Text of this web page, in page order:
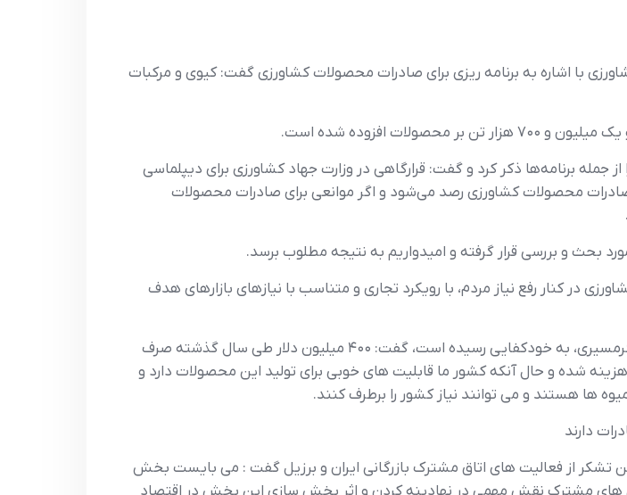
با اشاره به برنامه ريزي براي صادرات محصولات کشاورزي گفت: کيوي و مرکبات
افزوده شده است.
برنامه‌ها ذکر کرد و گفت: قرارگاهي در وزارت جهاد کشاورزي براي ديپلماسي
محصولات کشاورزي رصد مي‌شود و اگر موانعي براي صادرات محصولات
بحث و بررسي قرار گرفته و اميدواريم به نتيجه مطلوب برسد.
در کنار رفع نياز مردم، با رويکرد تجاري و متناسب با نيازهاي بازارهاي هدف
برومندي با اشاره به اينکه کشور ما در توليد همه ميوه ها، به جز چند ميوه گرمسيري، به خودکفايي رسيده است، گفت: ۴۰۰ ميليون دلار طي سال گذشته صرف
ميوه گرمسيري هزينه شده و حال آنکه کشور ما قابليت هاي خوبي براي توليد اين محصولات دارد و
ها هستند و مي توانند نياز کشور را برطرف کنند.
دارند
تشکر از فعاليت هاي اتاق مشترک بازرگاني ايران و برزيل گفت : مي بايست بخش